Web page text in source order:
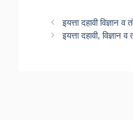
इयत्ता दहावी विज्ञान
इयत्ता दहावी,